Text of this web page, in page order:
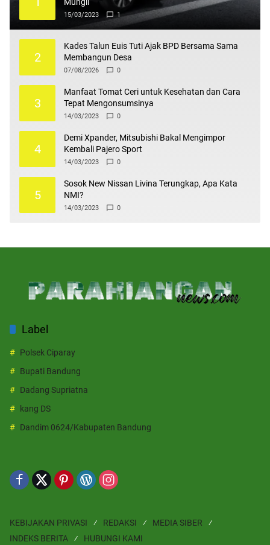
Mungil
15/03/2023 1
2
Kades Talun Euis Tuti Ajak BPD Bersama Sama
Membangun Desa
07/08/2026 0
3
Manfaat Tomat Ceri untuk Kesehatan dan Cara
Tepat Mengonsumsinya
14/03/2023 0
4
Demi Xpander, Mitsubishi Bakal Mengimpor
Kembali Pajero Sport
14/03/2023 0
5
Sosok New Nissan Livina Terungkap, Apa Kata
NMI?
14/03/2023 0
Label
Polsek Ciparay
Bupati Bandung
Dadang Supriatna
kang DS
Dandim 0624/Kabupaten Bandung
KEBIJAKAN PRIVASI REDAKSI
MEDIA SIBER
INDEKS BERITA
HUBUNGI KAMI